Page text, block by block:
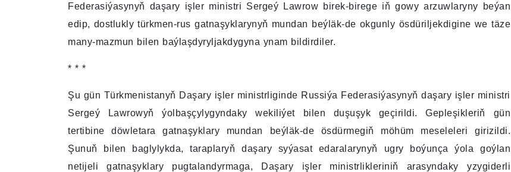
Federasiýasynyň daşary işler ministri Sergeý Lawrow birek-birege iň gowy arzuwlaryny beýan
edip, dostlukly türkmen-rus gatnaşyklarynyň mundan beýläk-de okgunly ösdüriljekdigine we täze
many-mazmun bilen baýlaşdyryljakdygyna ynam bildirdiler.
* * *
Şu gün Türkmenistanyň Daşary işler ministrliginde Russiýa Federasiýasynyň daşary işler ministri
Sergeý Lawrowyň ýolbaşçylygyndaky wekiliýet bilen duşuşyk geçirildi. Gepleşikleriň gün
tertibine döwletara gatnaşyklary mundan beýläk-de ösdürmegiň möhüm meseleleri girizildi.
Şunuň bilen baglylykda, taraplaryň daşary syýasat edaralarynyň ugry boýunça ýola goýlan
netijeli gatnaşyklary pugtalandyrmaga, Daşary işler ministrlikleriniň arasyndaky yzygiderli